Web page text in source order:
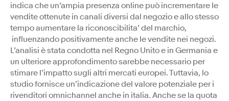
indica che un’ampia presenza online può incrementare le
vendite ottenute in canali diversi dal negozio e allo stesso
tempo aumentare la riconoscibilita’ del marchio,
influenzando positivamente anche le vendite nei negozi.
L’analisi è stata condotta nel Regno Unito e in Germania e
un ulteriore approfondimento sarebbe necessario per
stimare l’impatto sugli altri mercati europei. Tuttavia, lo
studio fornisce un’indicazione del valore potenziale per i
rivenditori omnichannel anche in italia. Anche se la quota